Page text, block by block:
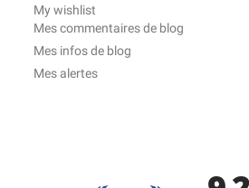
My wishlist
Mes commentaires de blog
Mes infos de blog
Mes alertes